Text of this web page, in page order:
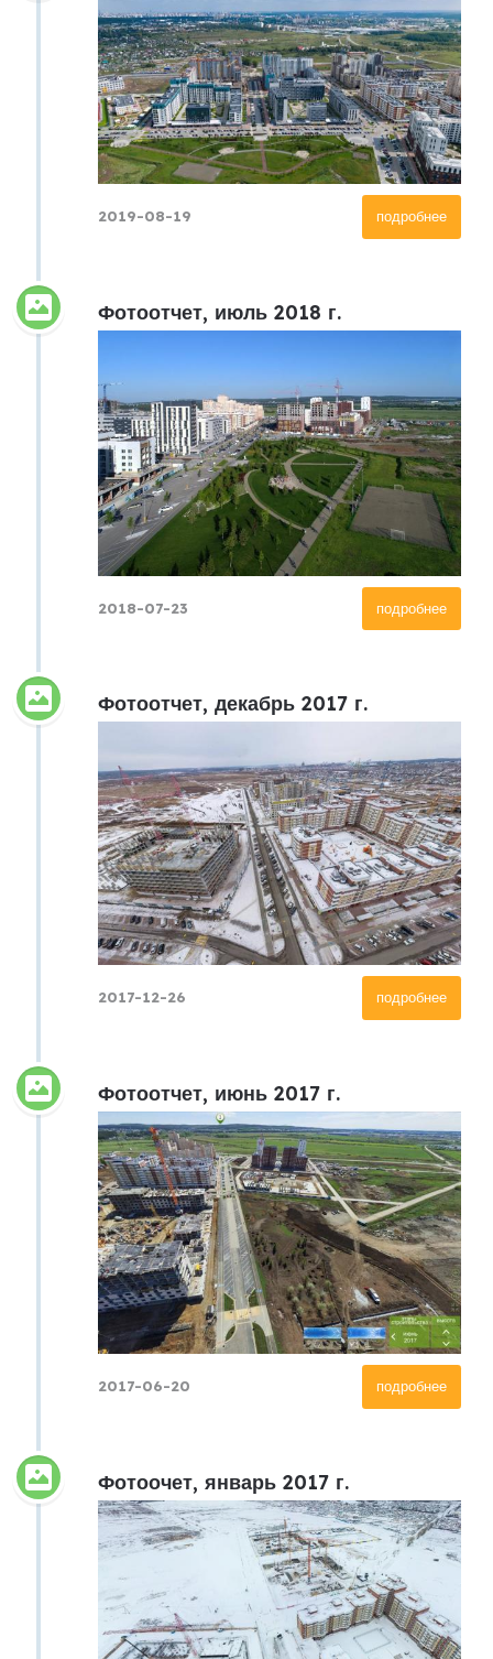
подробнее
2019-08-19
Фотоотчет, июль 2018 г.
подробнее
2018-07-23
Фотоотчет, декабрь 2017 г.
подробнее
2017-12-26
Фотоотчет, июнь 2017 г.
подробнее
2017-06-20
Фотоочет, январь 2017 г.